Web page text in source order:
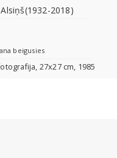
2018)
beigusies
27x27 cm, 1985